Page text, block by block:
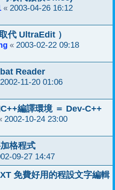
« 2003-04-26 16:12
代 UltraEdit ）
« 2003-02-22 09:18
Reader
2002-11-20 01:06
編譯環境 ＝ Dev-C++
2002-10-24 23:00
格程式
09-27 14:47
免費好用的程設文字編輯